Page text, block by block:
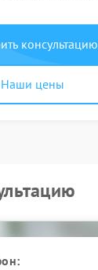
консультацию
Наши цены